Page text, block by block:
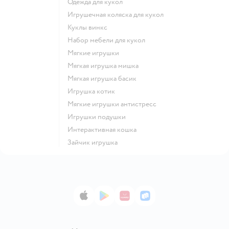
Одежда для кукол
Игрушечная коляска для кукол
Куклы винкс
Набор мебели для кукол
Мягкие игрушки
Мягкая игрушка мишка
Мягкая игрушка басик
Игрушка котик
Мягкие игрушки антистресс
Игрушки подушки
Интерактивная кошка
Зайчик игрушка
App StoreGoogle Play
AppGallery
RuStore